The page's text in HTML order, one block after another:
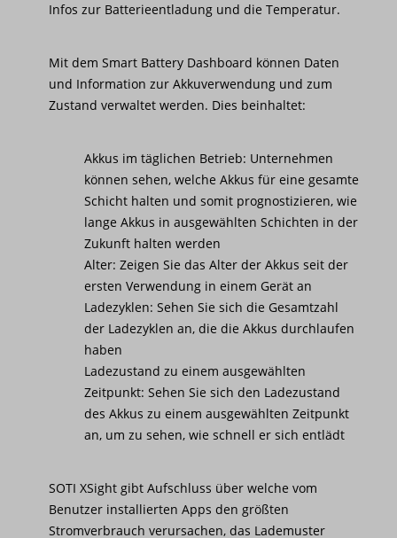
Infos zur Batterieentladung und die Temperatur.
Mit dem Smart Battery Dashboard können Daten
und Information zur Akkuverwendung und zum
Zustand verwaltet werden. Dies beinhaltet:
Akkus im täglichen Betrieb: Unternehmen
können sehen, welche Akkus für eine gesamte
Schicht halten und somit prognostizieren, wie
lange Akkus in ausgewählten Schichten in der
Zukunft halten werden
Alter: Zeigen Sie das Alter der Akkus seit der
ersten Verwendung in einem Gerät an
Ladezyklen: Sehen Sie sich die Gesamtzahl
der Ladezyklen an, die die Akkus durchlaufen
haben
Ladezustand zu einem ausgewählten
Zeitpunkt: Sehen Sie sich den Ladezustand
des Akkus zu einem ausgewählten Zeitpunkt
an, um zu sehen, wie schnell er sich entlädt
SOTI XSight gibt Aufschluss über welche vom
Benutzer installierten Apps den größten
Stromverbrauch verursachen, das Lademuster